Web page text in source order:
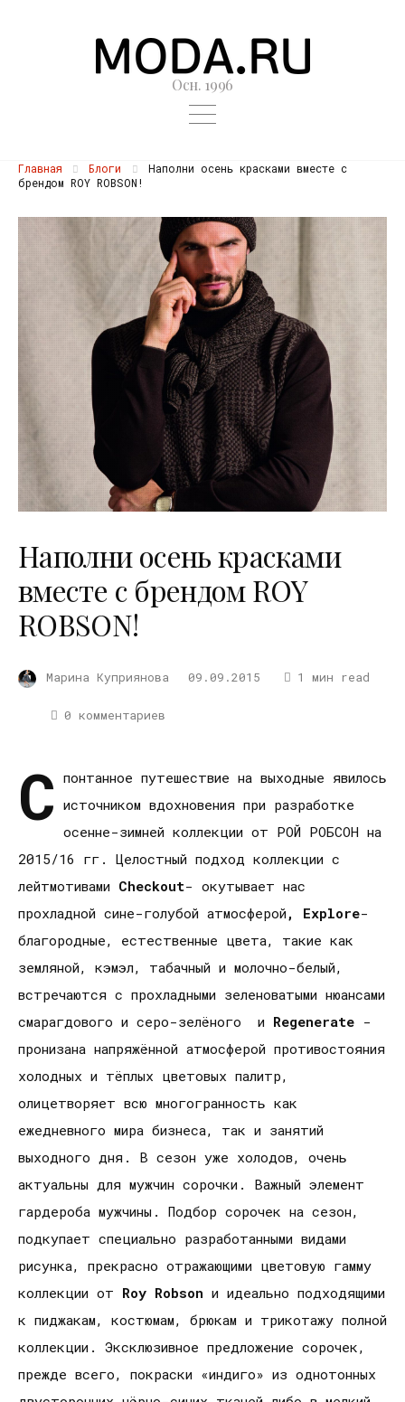
Осн. 1996
Главная Блоги
Наполни осень красками вместе с
брендом ROY ROBSON!
Наполни осень красками
вместе с брендом ROY
ROBSON!
Марина Куприянова 09.09.2015 1 мин read
0 комментариев
С понтанное путешествие на выходные явилось
источником вдохновения при разработке
осенне-зимней коллекции от РОЙ РОБСОН на
2015/16 гг. Целостный подход коллекции с
лейтмотивами Checkout- окутывает нас
прохладной сине-голубой атмосферой , Explore-
благородные, естественные цвета, такие как
земляной, кэмэл, табачный и молочно-белый,
встречаются с прохладными зеленоватыми нюансами
смарагдового и серо-зелёного и Regenerate -
пронизана напряжённой атмосферой противостояния
холодных и тёплых цветовых палитр,
олицетворяет всю многогранность как
ежедневного мира бизнеса, так и занятий
выходного дня. В сезон уже холодов, очень
актуальны для мужчин сорочки. Важный элемент
гардероба мужчины. Подбор сорочек на сезон,
подкупает специально разработанными видами
рисунка, прекрасно отражающими цветовую гамму
коллекции от Roy Robson и идеально подходящими
к пиджакам, костюмам, брюкам и трикотажу полной
коллекции. Эксклюзивное предложение сорочек,
прежде всего, покраски «индиго» из однотонных